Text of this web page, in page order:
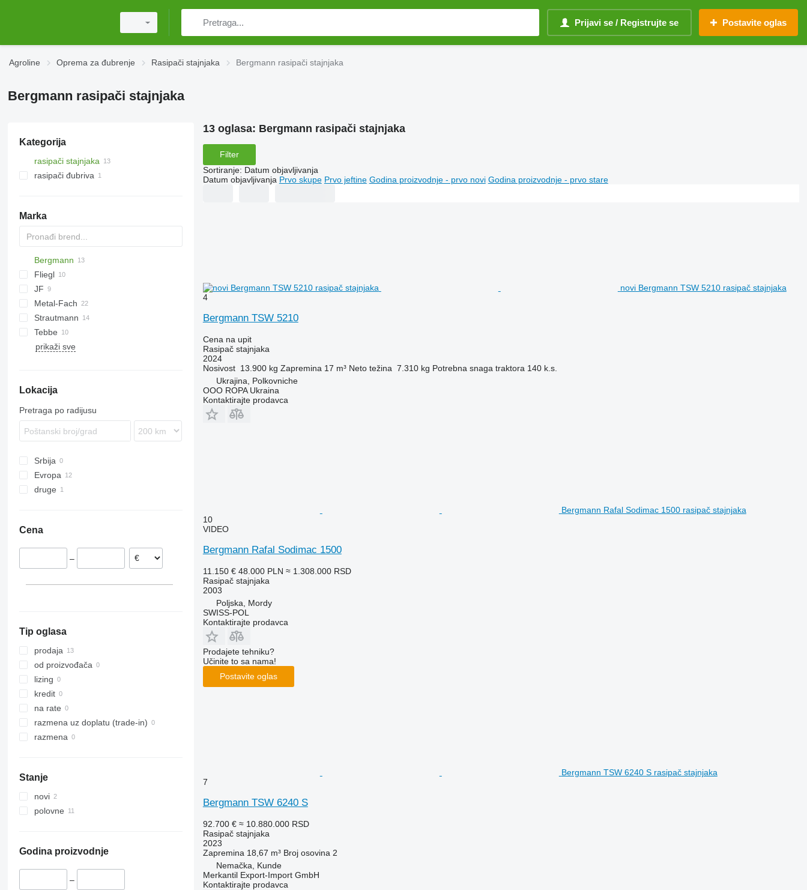
Prijavi se / Registrujte se Postavite oglas
Agroline Oprema za đubrenje Rasipači stajnjaka Bergmann rasipači stajnjaka
Bergmann rasipači stajnjaka
Kategorija
rasipači stajnjaka
rasipači đubriva
Marka
HTS
Bergmann
TSW
TSW 6240 S
E
EV
FORTIS
Fliegl
ASW
T series
Terra
JF
Komfort
UN
Metal-Fach
OL
N262
Flex
PG
SP
Strautmann
Magnon
Tebbe
DS
TYTAN
MKE
prikaži sve
Lokacija
Pretraga po radijusu
Srbija
Evropa
Nemačka
druge
Cena
–
Tip oglasa
prodaja
od proizvođača
lizing
kredit
na rate
razmena uz doplatu (trade-in)
razmena
Stanje
novi
polovne
Godina proizvodnje
–
13 oglasa: Bergmann rasipači stajnjaka
Filter
Sortiranje: Datum objavljivanja
Datum objavljivanja Prvo skupe Prvo jeftine Godina proizvodnje - prvo novi Godina proizvodnje - prvo stare
novi Bergmann TSW 5210 rasipač stajnjaka
4
Bergmann TSW 5210
Cena na upit
Rasipač stajnjaka
2024
Nosivost 13.900 kg Zapremina 17 m³ Neto težina 7.310 kg Potrebna snaga traktora 140 k.s.
Ukrajina, Polkovniche
OOO ROPA Ukraina
Kontaktirajte prodavca
Bergmann Rafal Sodimac 1500 rasipač stajnjaka
10
VIDEO
Bergmann Rafal Sodimac 1500
11.150 € 48.000 PLN ≈ 1.308.000 RSD
Rasipač stajnjaka
2003
Poljska, Mordy
SWISS-POL
Kontaktirajte prodavca
Prodajete tehniku?
Učinite to sa nama!
Postavite oglas
Bergmann TSW 6240 S rasipač stajnjaka
7
Bergmann TSW 6240 S
92.700 € ≈ 10.880.000 RSD
Rasipač stajnjaka
2023
Zapremina 18,67 m³ Broj osovina 2
Nemačka, Kunde
Merkantil Export-Import GmbH
Kontaktirajte prodavca